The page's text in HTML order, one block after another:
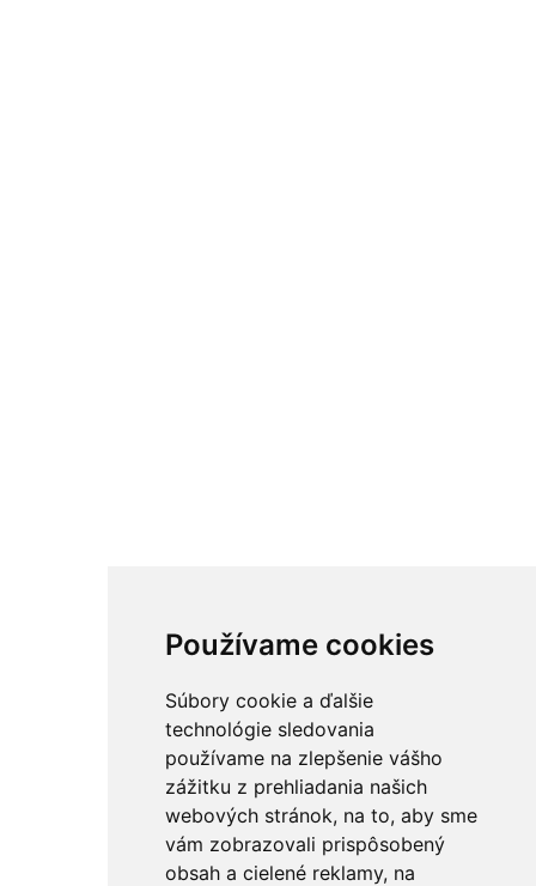
Používame cookies
Súbory cookie a ďalšie
technológie sledovania
používame na zlepšenie vášho
zážitku z prehliadania našich
webových stránok, na to, aby sme
vám zobrazovali prispôsobený
obsah a cielené reklamy, na